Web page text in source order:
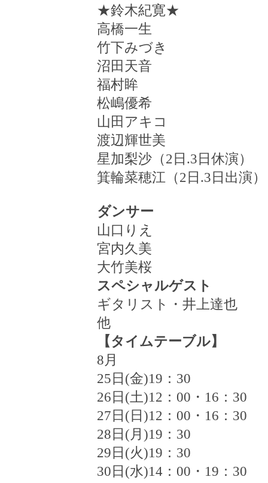
★鈴木紀寛★
高橋一生
竹下みづき
沼田天音
福村眸
松嶋優希
山田アキコ
渡辺輝世美
星加梨沙（2 日 .3 日休演）
箕輪菜穂江（2 日 .3 日出演）
ダンサー
山口りえ
宮内久美
大竹美桜
スペシャルゲスト
ギタリスト・井上達也
他
【タイムテーブル】
8 月
25 日(金)19 ： 30
26 日(土)12 ： 00 ・ 16 ： 30
27 日(日)12 ： 00 ・ 16 ： 30
28 日(月)19 ： 30
29 日(火)19 ： 30
30 日(水)14 ： 00 ・ 19 ： 30